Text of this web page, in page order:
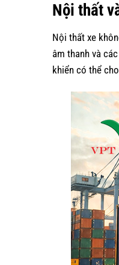
Nội thất
Nội thất xe
âm thanh và
khiển có thể